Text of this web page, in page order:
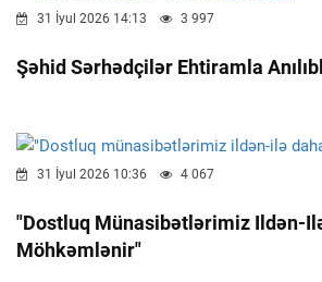
31 İyul 2026 14:13 3 997
Şəhid Sərhədçilər Ehtiramla
31 İyul 2026 10:36 4 067
"Dostluq Münasibətlərimiz Ildən-
Möhkəmlənir"